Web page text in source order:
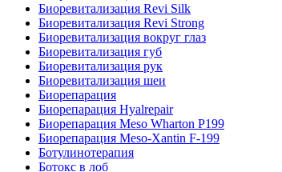
Биоревитализация Revi Silk
Биоревитализация Revi Strong
Биоревитализация вокруг глаз
Биоревитализация губ
Биоревитализация рук
Биоревитализация шеи
Биорепарация
Биорепарация Hyalrepair
Биорепарация Meso Wharton P199
Биорепарация Meso-Xantin F-199
Ботулинотерапия
Ботокс в лоб